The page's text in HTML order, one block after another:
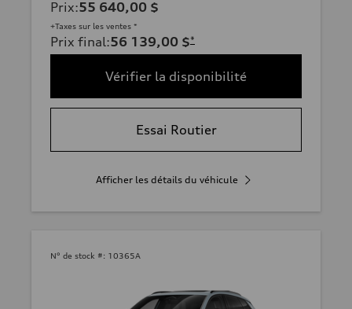
Prix:55 640,00 $
+Taxes sur les ventes *
Prix final:56 139,00 $*
Vérifier la disponibilité
Essai Routier
Afficher les détails du véhicule
N° de stock #: 10365A